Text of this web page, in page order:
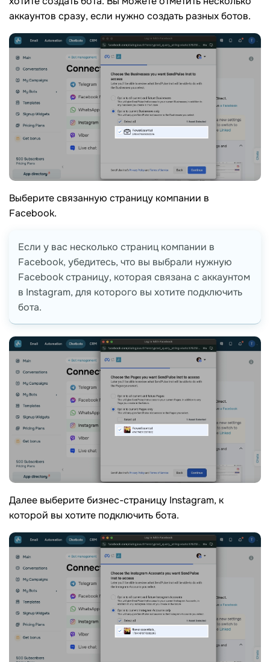
аккаунтов сразу, если нужно создать разных ботов.
Выберите связанную страницу компании в
Facebook.
Если у вас несколько страниц компании в
Facebook, убедитесь, что вы выбрали нужную
Facebook страницу, которая связана с аккаунтом
в Instagram, для которого вы хотите подключить
бота.
Далее выберите бизнес-страницу Instagram, к
которой вы хотите подключить бота.